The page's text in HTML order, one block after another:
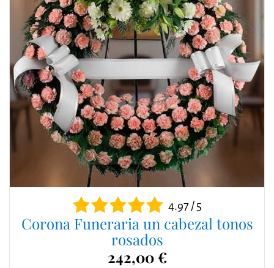
4.97 / 5
Corona Funeraria un cabezal tonos
rosados
242,00 €